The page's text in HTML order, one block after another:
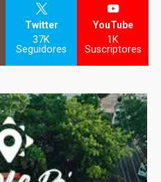
Twitter
37K
Seguidores
YouTube
1K
Suscriptores